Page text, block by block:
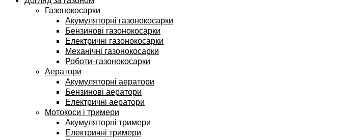
Газонокосарки
Акумуляторні газонокосарки
Бензинові газонокосарки
Електричні газонокосарки
Механічні газонокосарки
Роботи-газонокосарки
Аератори
Акумуляторні аератори
Бензинові аератори
Електричні аератори
Мотокоси і тримери
Акумуляторні тримери
Електричні тримери